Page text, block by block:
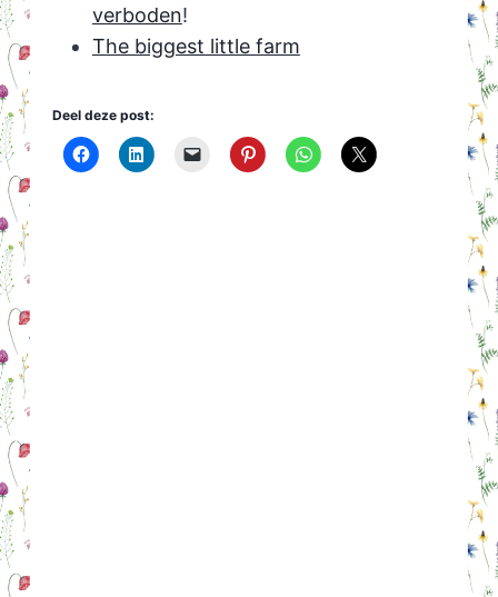
verboden!
The biggest little farm
Deel deze post: